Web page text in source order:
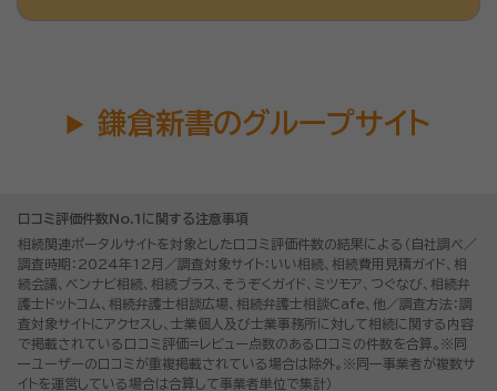
鎌倉新書のグループサイト
口コミ評価件数No.1に関する注意事項
相続関連ポータルサイトを対象とした口コミ評価件数の結果による（自社調べ／
調査時期：2024年12月／調査対象サイト：いい相続、相続費用見積ガイド、相
続会議、ベンナビ相続、相続プラス、そうぞくガイド、ミツモア、つぐなび、相続弁
護士ドットコム、相続弁護士相談広場、相続弁護士相談Cafe、他／調査方法：調
査対象サイトにアクセスし、士業個人及び士業事務所に対して相続に関する内容
で掲載されている口コミ評価=レビュー点数のある口コミの件数を合算。※同
一ユーザーの口コミが重複掲載されている場合は除外。※同一事業者が複数サ
イトを運営している場合は合算して事業者単位で集計）